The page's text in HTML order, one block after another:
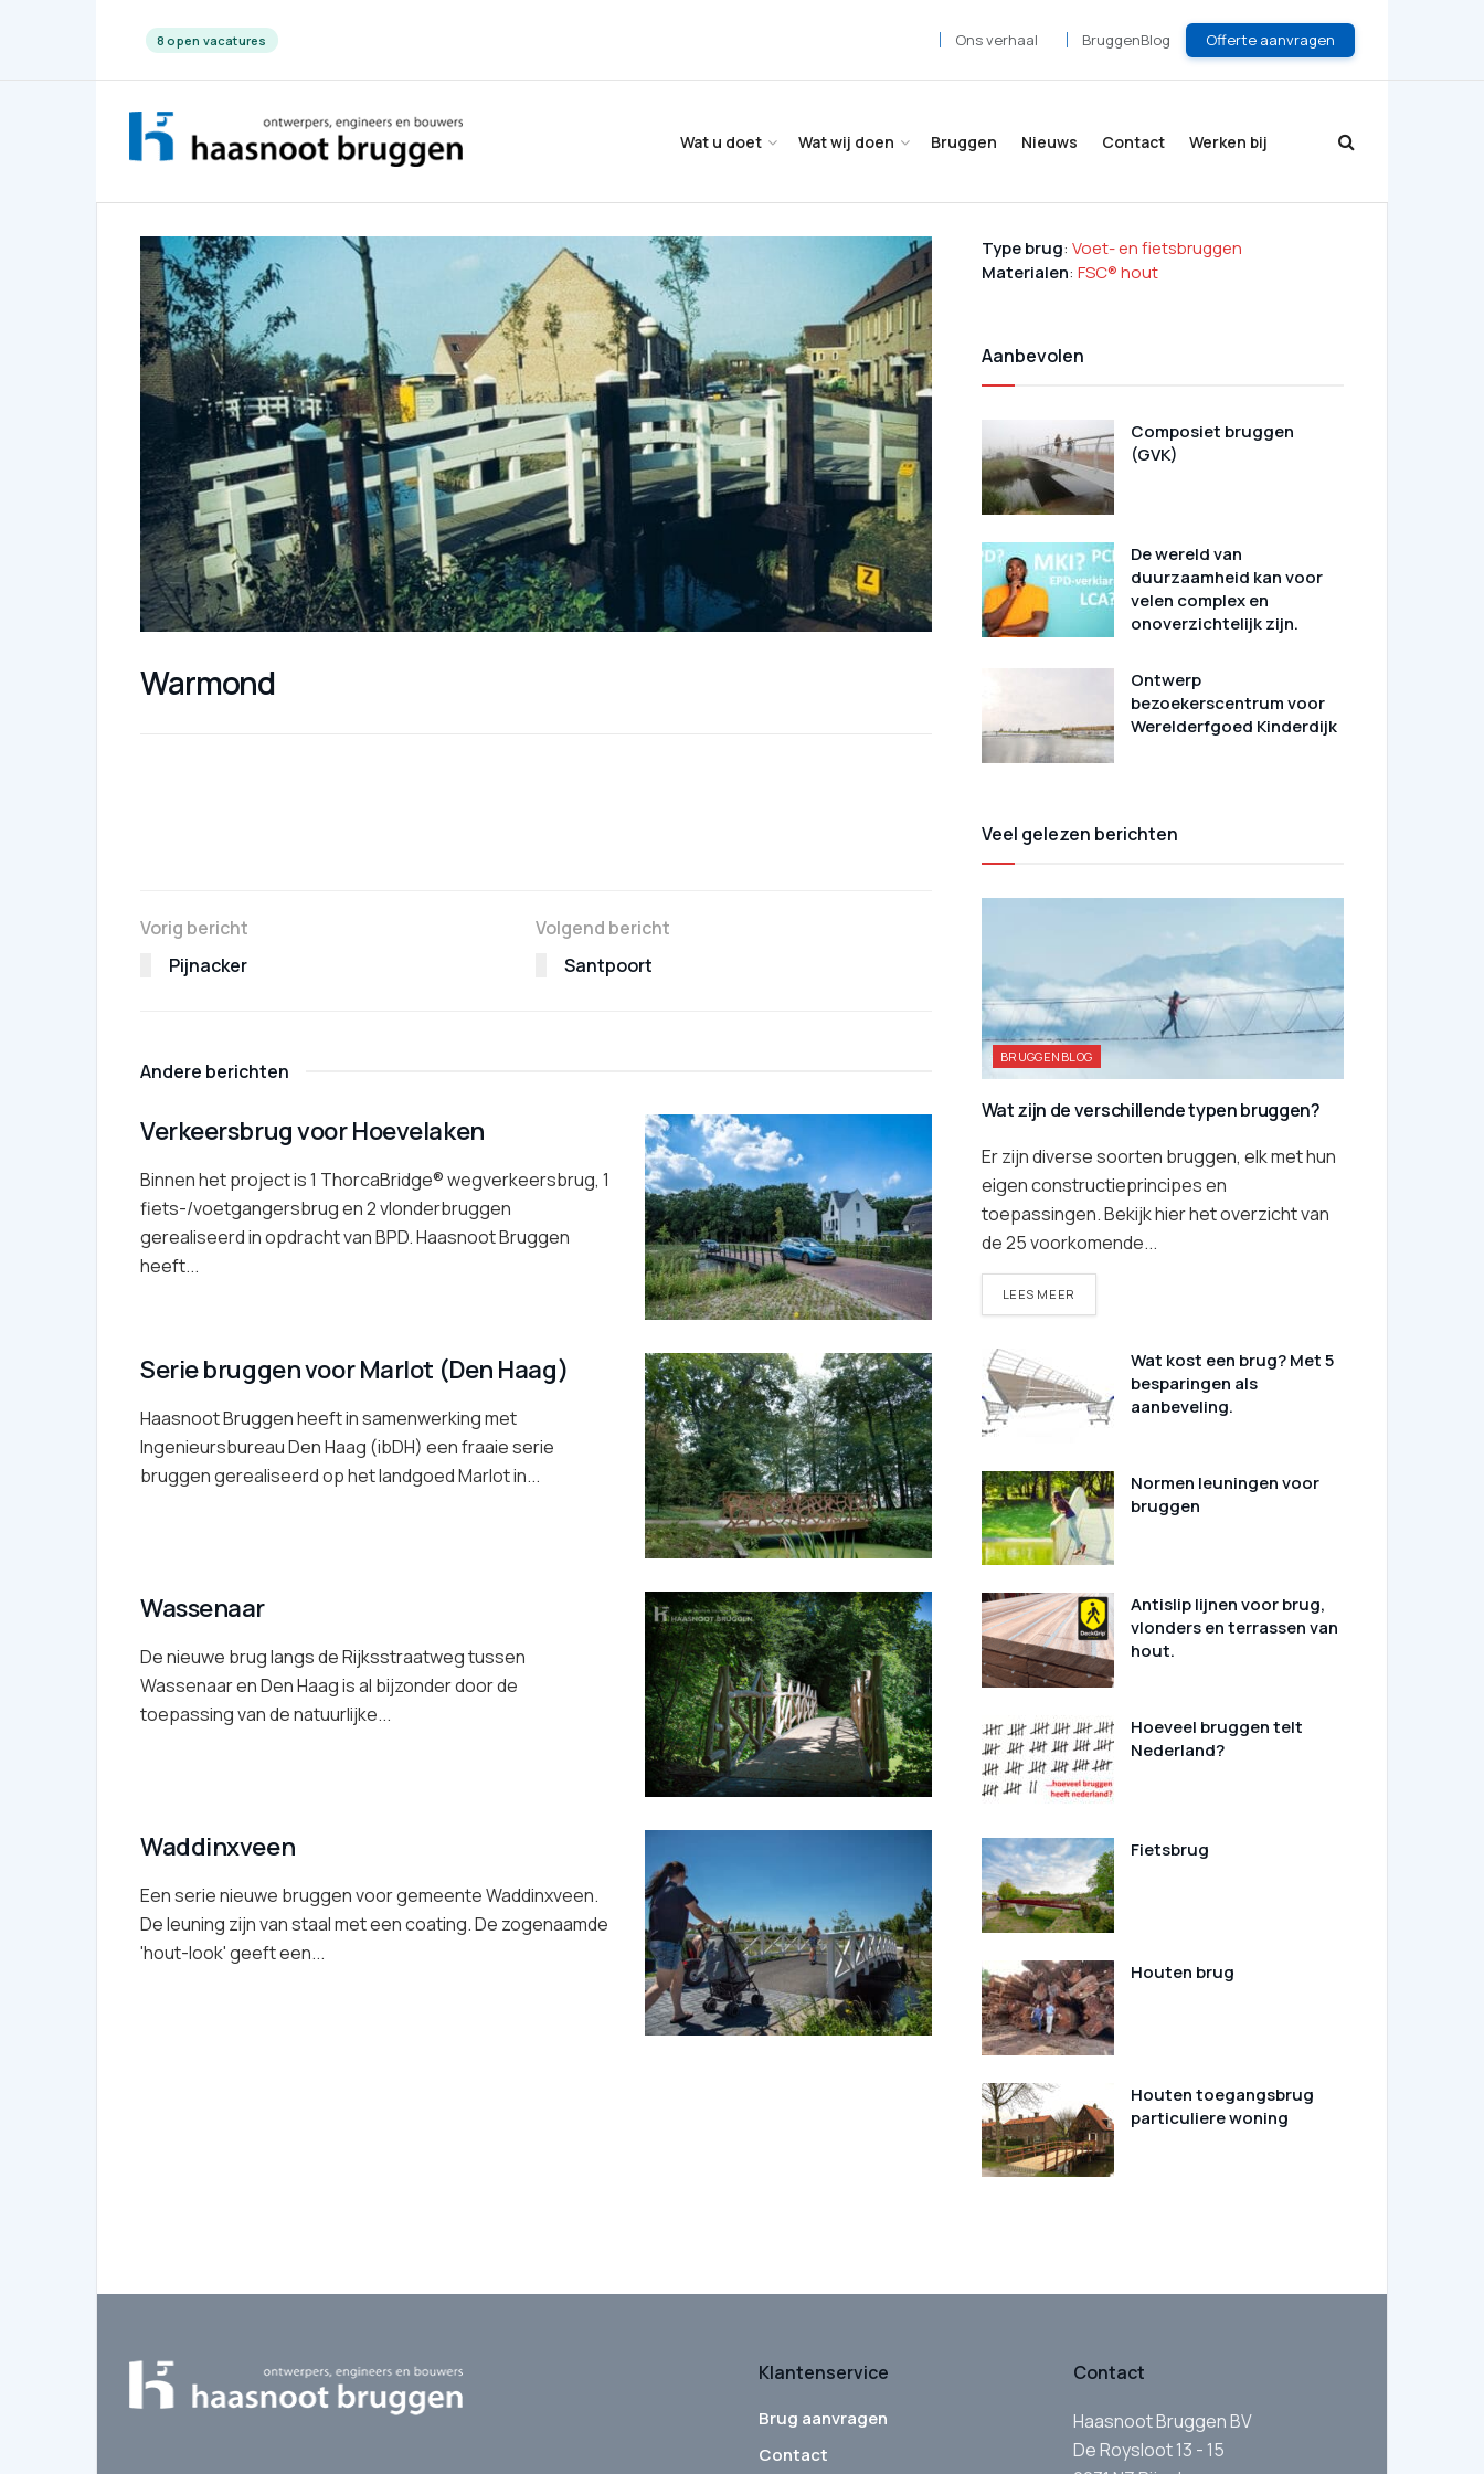
8 open vacatures Offerte aanvragen
Ons verhaal BruggenBlog
Wat u doet Wat wij doen Bruggen Nieuws Contact Werken bij
Warmond
Vorig bericht
Pijnacker
Volgend bericht
Santpoort
Andere berichten
Verkeersbrug voor Hoevelaken
Binnen het project is 1 ThorcaBridge® wegverkeersbrug, 1
fiets-/voetgangersbrug en 2 vlonderbruggen
gerealiseerd in opdracht van BPD. Haasnoot Bruggen
heeft...
Serie bruggen voor Marlot (Den Haag)
Haasnoot Bruggen heeft in samenwerking met
Ingenieursbureau Den Haag (ibDH) een fraaie serie
bruggen gerealiseerd op het landgoed Marlot in...
Wassenaar
De nieuwe brug langs de Rijksstraatweg tussen
Wassenaar en Den Haag is al bijzonder door de
toepassing van de natuurlijke...
Waddinxveen
Een serie nieuwe bruggen voor gemeente Waddinxveen.
De leuning zijn van staal met een coating. De zogenaamde
'hout-look' geeft een...
Type brug: Voet- en fietsbruggen
Materialen: FSC® hout
Aanbevolen
Composiet bruggen
(GVK)
De wereld van
duurzaamheid kan voor
velen complex en
onoverzichtelijk zijn.
Ontwerp
bezoekerscentrum voor
Werelderfgoed Kinderdijk
Veel gelezen berichten
BRUGGENBLOG
Wat zijn de verschillende typen bruggen?
Er zijn diverse soorten bruggen, elk met hun
eigen constructieprincipes en
toepassingen. Bekijk hier het overzicht van
de 25 voorkomende...
LEES MEER
Wat kost een brug? Met 5
besparingen als
aanbeveling.
Normen leuningen voor
bruggen
Antislip lijnen voor brug,
vlonders en terrassen van
hout.
Hoeveel bruggen telt
Nederland?
Fietsbrug
Houten brug
Houten toegangsbrug
particuliere woning
Klantenservice
Brug aanvragen
Contact
Contact
Haasnoot Bruggen BV
De Roysloot 13 - 15